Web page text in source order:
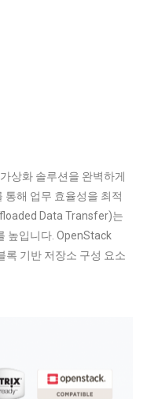
상화 솔루션을 완벽하게
통해 업무 효율성을 최적
Data Transfer)는
높입니다. OpenStack
록 기반 저장소 구성 요소